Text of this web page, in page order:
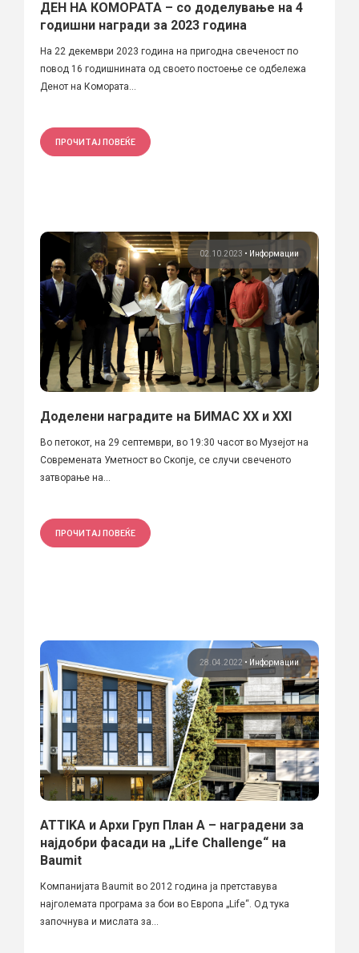
ДЕН НА КОМОРАТА – со доделување на 4
годишни награди за 2023 година
На 22 декември 2023 година на пригодна свеченост по
повод 16 годишнината од своето постоење се одбележа
Денот на Комората...
ПРОЧИТАЈ ПОВЕЌЕ
02.10.2023 • Информации
Доделени наградите на БИМАС XX и XXI
Во петокот, на 29 септември, во 19:30 часот во Музејот на
Современата Уметност во Скопје, се случи свеченото
затворање на...
ПРОЧИТАЈ ПОВЕЌЕ
28.04.2022 • Информации
ATTIKA и Архи Груп План А – наградени за
најдобри фасади на „Life Challenge“ на
Baumit
Компанијата Baumit во 2012 година ја претставува
најголемата програма за бои во Европа „Life“. Од тука
започнува и мислата за...